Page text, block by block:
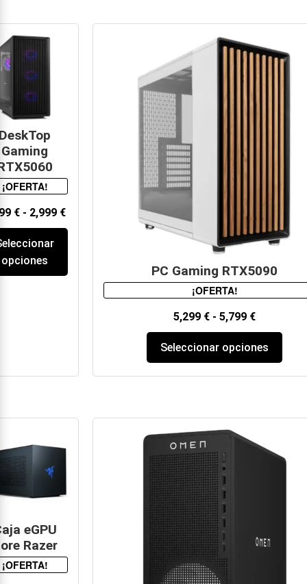
Gaming
¡OFERTA!
€ - 2,999 €
opciones
PC Gaming RTX5090
¡OFERTA!
5,299 € - 5,799 €
Seleccionar opciones
eGPU
Razer
¡OFERTA!